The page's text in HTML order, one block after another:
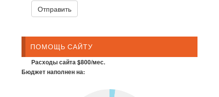
ПОМОЩЬ САЙТУ
Расходы сайта $800/мес.
Бюджет наполнен на: